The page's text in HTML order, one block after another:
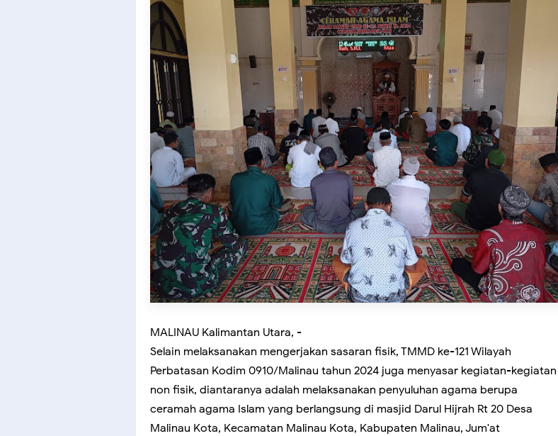
MALINAU Kalimantan Utara, -
Selain melaksanakan mengerjakan sasaran fisik, TMMD ke-121 Wilayah
Perbatasan Kodim 0910/Malinau tahun 2024 juga menyasar kegiatan-kegiatan
non fisik, diantaranya adalah melaksanakan penyuluhan agama berupa
ceramah agama Islam yang berlangsung di masjid Darul Hijrah Rt 20 Desa
Malinau Kota, Kecamatan Malinau Kota, Kabupaten Malinau, Jum'at